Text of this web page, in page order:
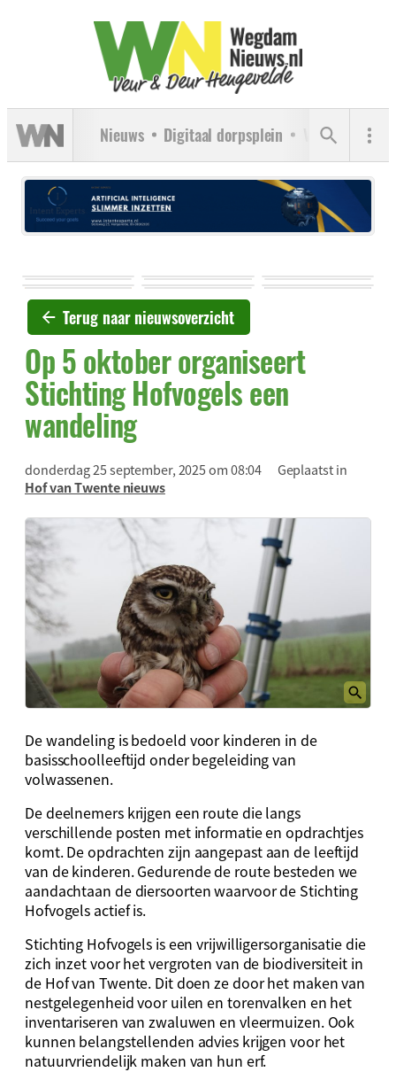
Nieuws Digitaal dorpsplein Verenigingen
Terug naar nieuwsoverzicht
Op 5 oktober organiseert
Stichting Hofvogels een
wandeling
donderdag 25 september, 2025 om 08:04
Geplaatst in
Hof van Twente nieuws
De wandeling is bedoeld voor kinderen in de
basisschoolleeftijd onder begeleiding van
volwassenen.
De deelnemers krijgen een route die langs
verschillende posten met informatie enopdrachtjes
komt. De opdrachten zijn aangepast aan de leeftijd
van de kinderen.Gedurende de route besteden we
aandachtaan de diersoorten waarvoor de Stichting
Hofvogels actief is.
Stichting Hofvogels is een vrijwilligersorganisatie die
zich inzet voor het vergroten van de biodiversiteit in
de Hof van Twente. Dit doen ze door het maken van
nestgelegenheid voor uilen en torenvalken en het
inventariseren van zwaluwen en vleermuizen. Ook
kunnen belangstellenden advies krijgen voor het
natuurvriendelijk maken van hun erf.